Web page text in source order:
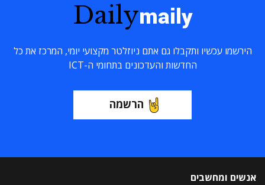
Dailymaily
הירשמו עכשיו ותקבלו גם אתם ניוזלטר מקצועי יומי, המרכז את כל
החדשות והעדכונים בתחומי ה-ICT
הרשמה
אנשים ומחשבים